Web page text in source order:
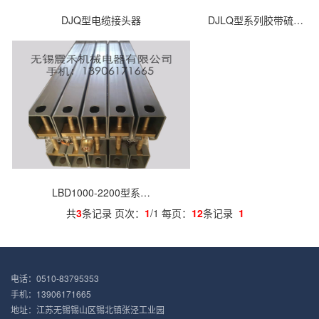
DJQ型电缆接头器 DJLQ型系列胶带硫…
LBD1000-2200型系…
共3条记录 页次： 1/1 每页： 12条记录 1
电话：0510-83795353
手机：13906171665
地址：江苏无锡锡山区锡北镇张泾工业园